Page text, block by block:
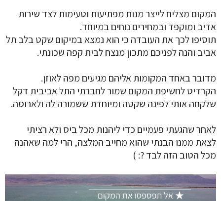
המקום מצליח לייצר מנות מפתיעות וטעימות לצד שירות
אדיב ומוקפד ובמחירים נוחים במיוחד.
תוסיפו לכך את העובדה כי הוא נמצא במיקום שקט בלב תל
אביב והנה לפניכם מתכון מנצח לבית קפה שכונתי.
מדובר באחד המקומות אליהם מגיעים מפה לאוזן.
הקרדיט לחשיפת המקום שמור לחברתי התל אביבית דקל
שלקחה אותי לפינה שקטה ומיוחדת ששמורה לה ולארוסה.
לאחר שהגעתי פעמיים כדי ליהנות מכל ביס ולא רציתי
לצאת ממנו הבנתי שהוא מחייב המלצה, הרי למה שאהנה
מכל הטוב הזה לבד ?: )